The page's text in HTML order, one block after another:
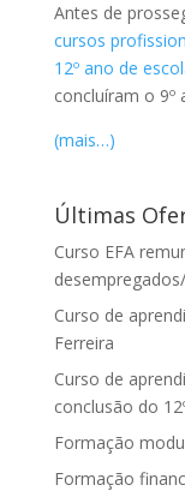
Antes de
cursos
12º ano de
concluíram o 9º
(mais…)
Últimas
Curso EFA
Curso de
Ferreira
Curso de
conclusão do
Formação
Formação